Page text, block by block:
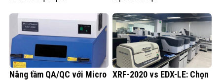
Nâng tầm QA/QC với Micro XRF-2020 vs EDX-LE: Chọn